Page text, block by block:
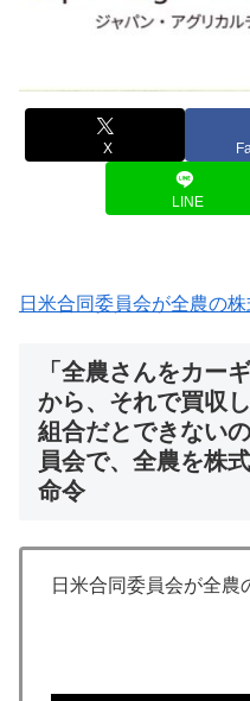
X
LINE
日米合同委員会が全農の株
「全農さんをカー
から、それで買収
組合だとできない
員会で、全農を株
命令
日米合同委員会が全農